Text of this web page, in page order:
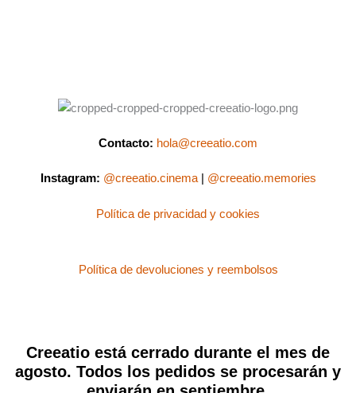
Contacto: hola@creeatio.com
Instagram: @creeatio.cinema| @creeatio.memories
Política de privacidad y cookies
Política de devoluciones y reembolsos
Creeatio está cerrado durante el mes de
agosto. Todos los pedidos se procesarán y